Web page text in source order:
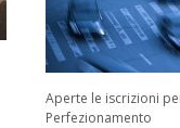
Aperte le iscrizioni
Perfezionamento